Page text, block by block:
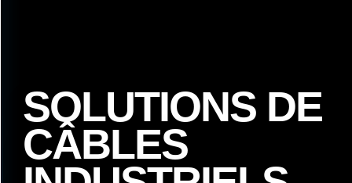
SOLUTIONS DE
CÂBLES